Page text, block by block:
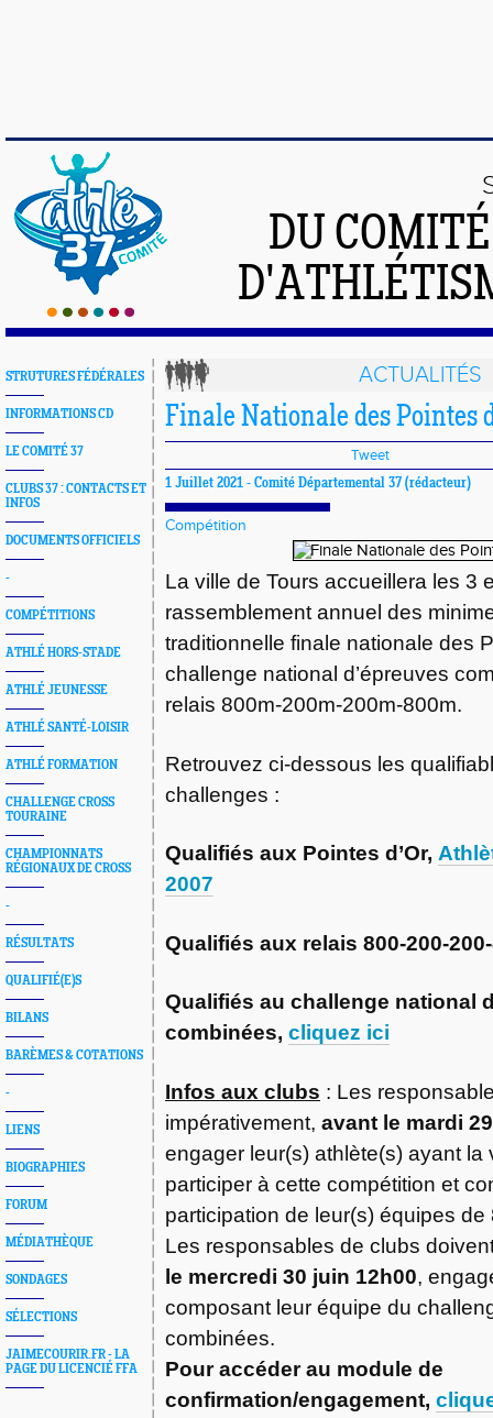
DU
STRUTURES FÉDÉRALES
INFORMATIONS CD
LE COMITÉ 37
CLUBS 37 : CONTACTS ET
INFOS
DOCUMENTS OFFICIELS
-
COMPÉTITIONS
ATHLÉ HORS-STADE
ATHLÉ JEUNESSE
ATHLÉ SANTÉ-LOISIR
ATHLÉ FORMATION
CHALLENGE CROSS
TOURAINE
CHAMPIONNATS
RÉGIONAUX DE CROSS
-
RÉSULTATS
QUALIFIÉ(E)S
BILANS
BARÈMES & COTATIONS
-
LIENS
BIOGRAPHIES
FORUM
MÉDIATHÈQUE
SONDAGES
SÉLECTIONS
JAIMECOURIR.FR - LA
PAGE DU LICENCIÉ FFA
ACTUALITÉS
Finale Nationale des Pointes
Tweet
1 Juillet 2021 - Comité Départemental 37 (rédacteur)
Compétition
La ville de Tours accueillera les 3
rassemblement annuel des
traditionnelle finale nationale des
challenge national d’épreuves
relais 800m-200m-200m-800m.
Retrouvez ci-dessous les
challenges :
Qualifiés aux Pointes d’Or,
2007
Qualifiés aux relais 800-200-
Qualifiés au challenge national
combinées, cliquez ici
Infos aux clubs : Les
impérativement, avant le mardi
engager leur(s) athlète(s) ayant la
participer à cette compétition et
participation de leur(s) équipes de
Les responsables de clubs
le mercredi 30 juin 12h00,
composant leur équipe du
combinées.
Pour accéder au module de
confirmation/engagement,